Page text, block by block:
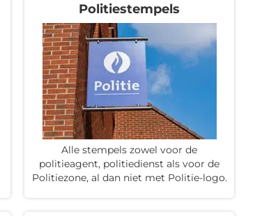
Politiestempels
Alle stempels zowel voor de
politieagent, politiedienst als voor de
Politiezone, al dan niet met Politie-logo.